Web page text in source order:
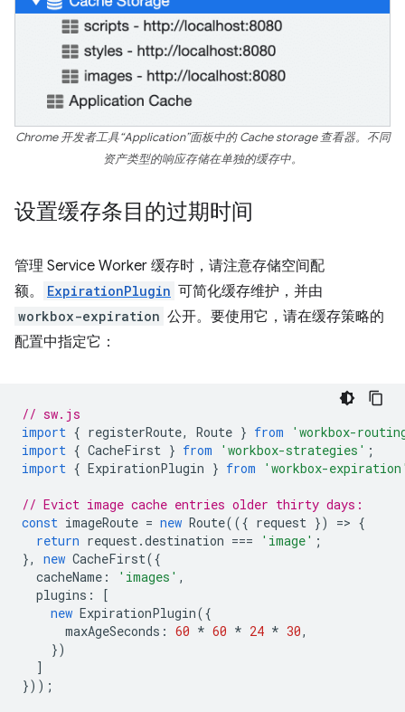
Chrome 开发者工具“Application”面板中的 Cache storage 查看器。不同
资产类型的响应存储在单独的缓存中。
设置缓存条目的过期时间
管理 Service Worker 缓存时，请注意存储空间配
额。
ExpirationPlugin 可简化缓存维护，并由
workbox-expiration 公开。要使用它，请在缓存策略的
配置中指定它：
// sw.js
import { registerRoute, Route } from
'workbox-
import { CacheFirst } from 'workbox-strategies' ;
import { ExpirationPlugin } from 'workbox-
// Evict image cache entries older thirty days:
const imageRoute = new Route(({ request }) => {
return request.destination === 'image' ;
},
new CacheFirst({
cacheName : 'images' ,
plugins :
[
new ExpirationPlugin({
maxAgeSeconds : 60 * 60 * 24 * 30,
})
]
}));